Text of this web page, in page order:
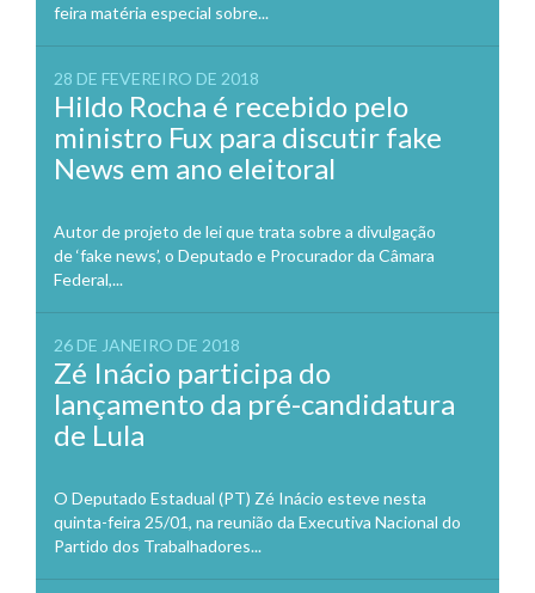
feira matéria especial sobre...
28 DE FEVEREIRO DE 2018
Hildo Rocha é recebido pelo
ministro Fux para discutir fake
News em ano eleitoral
Autor de projeto de lei que trata sobre a divulgação
de ‘fake news’, o Deputado e Procurador da Câmara
Federal,...
26 DE JANEIRO DE 2018
Zé Inácio participa do
lançamento da pré-candidatura
de Lula
O Deputado Estadual (PT) Zé Inácio esteve nesta
quinta-feira 25/01, na reunião da Executiva Nacional do
Partido dos Trabalhadores...